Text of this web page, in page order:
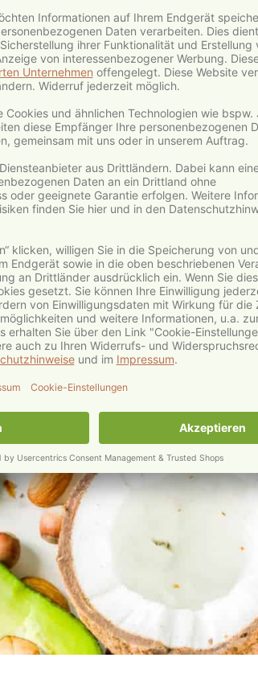
Natura
im Naturtheke Online-Shop – Gutschein
in bester Qualität für
werden 1:1 übernommen
die Vivus Natura GmbH
ZUM NATURTHEKE SHOP